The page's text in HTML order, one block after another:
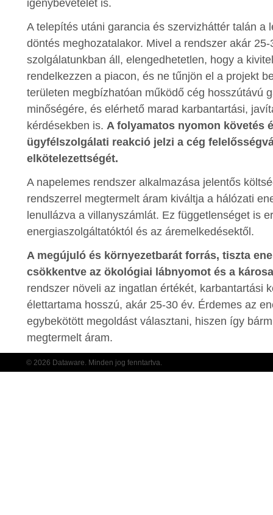
igénybevételét is.
A telepítés utáni garancia és szervizháttér talán a
döntés meghozatalakor. Mivel a rendszer akár
szolgálatunkban áll, elengedhetetlen, hogy a
rendelkezzen a piacon, és ne tűnjön el a projekt
területen megbízhatóan működő cég hosszútávú
minőségére, és elérhető marad karbantartási,
kérdésekben is. A folyamatos nyomon követés
ügyfélszolgálati reakció jelzi a cég
elkötelezettségét.
A napelemes rendszer alkalmazása jelentős
rendszerrel megtermelt áram kiváltja a hálózati
lenullázva a villanyszámlát. Ez függetlenséget is
energiaszolgáltatóktól és az áremelkedésektől.
A megújuló és környezetbarát forrás, tiszta
csökkentve az ökológiai lábnyomot és a
rendszer növeli az ingatlan értékét, karbantartási
élettartama hosszú, akár 25-30 év. Érdemes az
egybekötött megoldást választani, hiszen így
megtermelt áram.
© 2026 Dataware. Minden jog fenntartva.